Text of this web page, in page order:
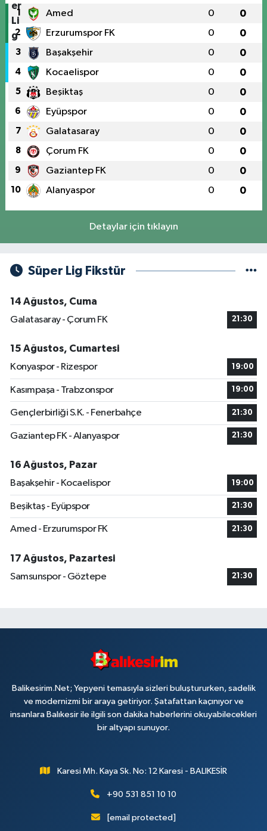
1 Amed 0 0
2 Erzurumspor FK 0 0
3 Başakşehir 0 0
4 Kocaelispor 0 0
5 Beşiktaş 0 0
6 Eyüpspor 0 0
7 Galatasaray 0 0
8 Çorum FK 0 0
9 Gaziantep FK 0 0
10 Alanyaspor 0 0
Detaylar için tıklayın
Süper Lig Fikstür
14 Ağustos, Cuma
Galatasaray - Çorum FK
21:30
15 Ağustos, Cumartesi
Konyaspor - Rizespor
19:00
Kasımpaşa - Trabzonspor 19:00
Gençlerbirliği S.K. - Fenerbahçe 21:30
Gaziantep FK - Alanyaspor 21:30
16 Ağustos, Pazar
Başakşehir - Kocaelispor
19:00
Beşiktaş - Eyüpspor 21:30
Amed - Erzurumspor FK 21:30
17 Ağustos, Pazartesi
Samsunspor - Göztepe
21:30
Balikesirim.Net; Yepyeni temasıyla sizleri buluştururken, sadelik
ve modernizmi bir araya getiriyor. Şatafattan kaçınıyor ve
insanlara Balıkesir ile ilgili son dakika haberlerini okuyabilecekleri
bir altyapı sunuyor.
Karesi Mh. Kaya Sk. No: 12 Karesi - BALIKESİR
+90 531 851 10 10
[email protected]